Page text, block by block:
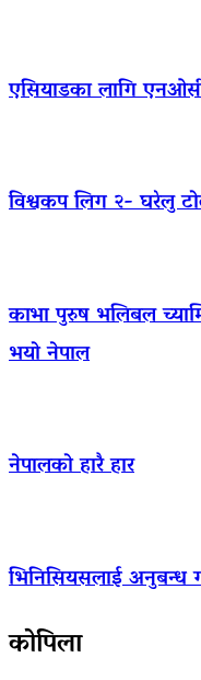
एसियाडका लागि
विश्वकप लिग २- घरेलु
काभा पुरुष भलिबल
भयो नेपाल
नेपालको हारै हार
भिनिसियसलाई
कोपिला